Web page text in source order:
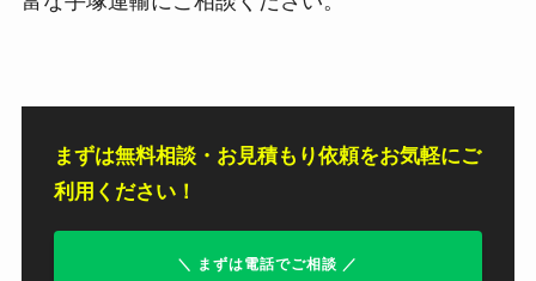
まずは無料相談・お見積もり依頼をお気軽にご
利用ください！
＼ まずは電話でご相談 ／